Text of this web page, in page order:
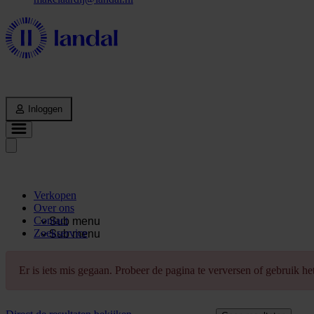
Inloggen
Verkopen
Over ons
Sub menu
Contact
Sub menu
Zoekservice
Er is iets mis gegaan. Probeer de pagina te verversen of gebruik